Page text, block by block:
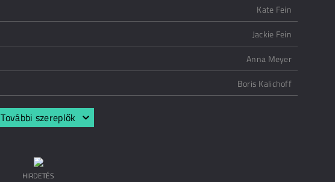
Kate Fein
Jackie Fein
Anna Meyer
Boris Kalichoff
További szereplők
HIRDETÉS